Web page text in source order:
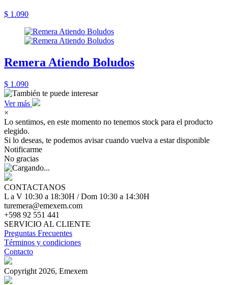
$ 1.090
Remera Atiendo Boludos
$ 1.090
Ver más
×
Lo sentimos, en este momento no tenemos stock para el producto
elegido.
Si lo deseas, te podemos avisar cuando vuelva a estar disponible
Notificarme
No gracias
CONTACTANOS
L a V 10:30 a 18:30H / Dom 10:30 a 14:30H
turemera@emexem.com
+598 92 551 441
SERVICIO AL CLIENTE
Preguntas Frecuentes
Términos y condiciones
Contacto
Copyright 2026, Emexem